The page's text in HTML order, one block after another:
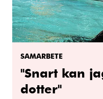
SAMARBETE
"Snart kan
dotter"